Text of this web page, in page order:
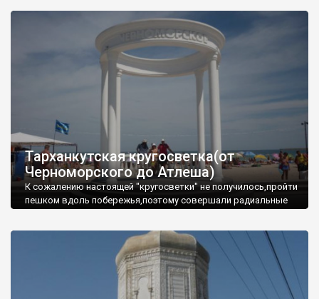
Тарханкутская кругосветка(от
Черноморского до Атлеша)
К сожалению настоящей "кругосветки" не получилось,пройти
пешком вдоль побережья,поэтому совершали радиальные